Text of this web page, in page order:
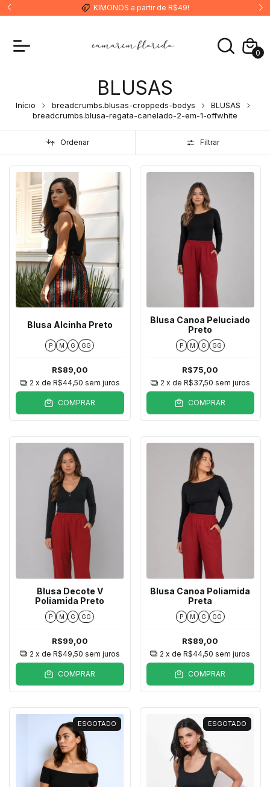
KIMONOS a partir de R$49!
0
BLUSAS
Início breadcrumbs.blusas-croppeds-bodys
BLUSAS
breadcrumbs.blusa-regata-canelado-2-em-1-offwhite
Ordenar Filtrar
Blusa Alcinha Preto
P M G GG
R$89,00
2 x de R$44,50 sem juros
COMPRAR
Blusa Canoa Peluciado
Preto
P M G GG
R$75,00
2 x de R$37,50 sem juros
COMPRAR
Blusa Decote V
Poliamida Preto
P M G GG
R$99,00
2 x de R$49,50 sem juros
COMPRAR
Blusa Canoa Poliamida
Preta
P M G GG
R$89,00
2 x deR$44,50 sem juros
COMPRAR
ESGOTADO ESGOTADO